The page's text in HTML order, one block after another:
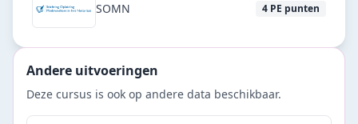
SOMN 4 PE punten
Andere uitvoeringen
Deze cursus is ook op andere data beschikbaar.